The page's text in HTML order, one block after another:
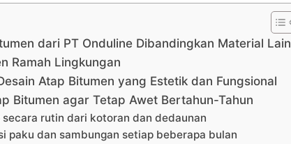
dari PT Onduline Dibandingkan Material Lain
Ramah Lingkungan
Atap Bitumen yang Estetik dan Fungsional
Bitumen agar Tetap Awet Bertahun-Tahun
secara rutin dari kotoran dan dedaunan
paku dan sambungan setiap beberapa bulan